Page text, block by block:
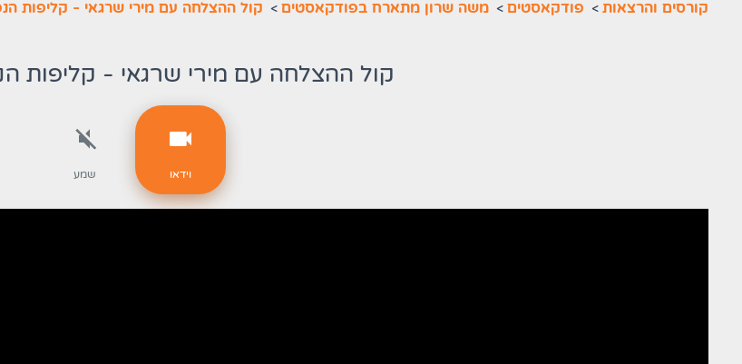
קורסים והרצאות > פודקאסטים > משה שרון מתארח בפודקאסטים > קול ההצלחה עם מירי שרגאי - קליפות
קול ההצלחה עם מירי שרגאי - קליפות
וידאו שמע